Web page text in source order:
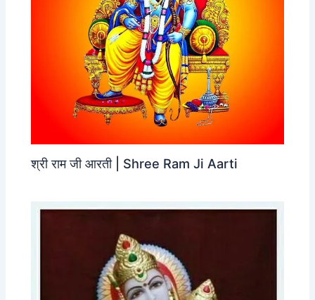
श्री राम जी आरती | Shree Ram Ji Aarti